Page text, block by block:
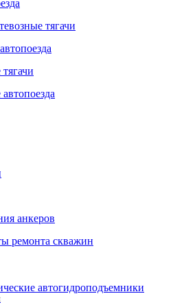
тягачи
анкеров
ремонта скважин
автогидроподъемники